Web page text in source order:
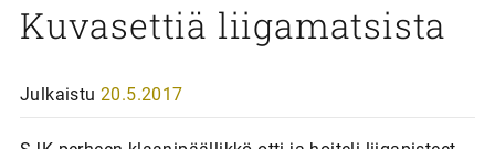
Kuvasettiä liigamatsista
Julkaistu 20.5.2017